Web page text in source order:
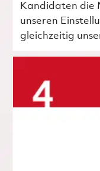
Kandidaten die
unseren
gleichzeitig